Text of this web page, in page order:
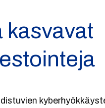
kasvavat